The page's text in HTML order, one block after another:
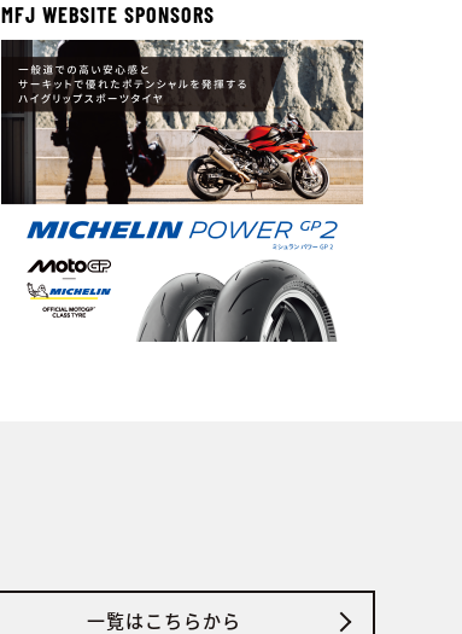
MFJ WEBSITE SPONSORS
一覧はこちらから